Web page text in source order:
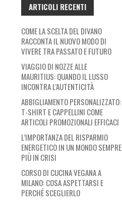
ARTICOLI RECENTI
COME LA SCELTA DEL DIVANO
RACCONTA IL NUOVO MODO DI
VIVERE TRA PASSATO E FUTURO
VIAGGIO DI NOZZE ALLE
MAURITIUS: QUANDO IL LUSSO
INCONTRA L’AUTENTICITÀ
ABBIGLIAMENTO PERSONALIZZATO:
T-SHIRT E CAPPELLINI COME
ARTICOLI PROMOZIONALI EFFICACI
L’IMPORTANZA DEL RISPARMIO
ENERGETICO IN UN MONDO SEMPRE
PIÙ IN CRISI
CORSO DI CUCINA VEGANA A
MILANO: COSA ASPETTARSI E
PERCHÉ SCEGLIERLO